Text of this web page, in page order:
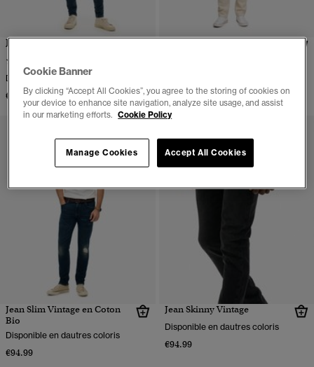
Jean skinny Vintage
Disponible en dautres coloris
€94.99
Jean Droit Slim Vintage en
€94.99
Jean Slim Vintage en Coton
Bio
Disponible en dautres coloris
€94.99
Jean Skinny Vintage
Disponible en dautres coloris
€94.99
Cookie Banner
By clicking “Accept All Cookies”, you agree to the storing of cookies on
your device to enhance site navigation, analyze site usage, and assist
in our marketing efforts. Cookie Policy
Accept All Cookies
Manage Cookies